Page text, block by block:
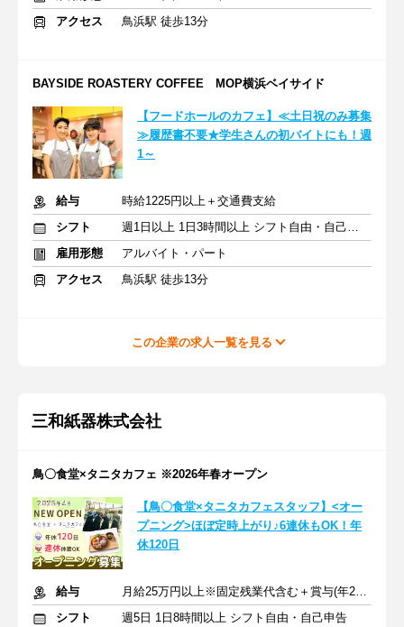
アクセス
鳥浜駅 徒歩13分
BAYSIDE ROASTERY COFFEE MOP横浜ベイサイド
【フードホールのカフェ】≪土日祝のみ募集
≫履歴書不要★学生さんの初バイトにも！週
1～
給与
時給1225円以上＋交通費支給
シフト
週1日以上 1日3時間以上 シフト自由・自己申告
雇用形態
アルバイト・パート
アクセス
鳥浜駅 徒歩13分
この企業の求人一覧を見る
三和紙器株式会社
鳥〇食堂×タニタカフェ ※2026年春オープン
【鳥〇食堂×タニタカフェスタッフ】<オー
プニング>ほぼ定時上がり♪6連休もOK！年
休120日
給与
月給25万円以上※固定残業代含む＋賞与(年2回) ※交通費支給
シフト
週5日 1日8時間以上 シフト自由・自己申告